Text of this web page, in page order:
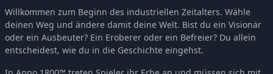
Willkommen zum Beginn des industriellen Zeitalters. Wähle
deinen Weg und ändere damit deine Welt. Bist du ein Visionär
oder ein Ausbeuter? Ein Eroberer oder ein Befreier? Du allein
entscheidest, wie du in die Geschichte eingehst.